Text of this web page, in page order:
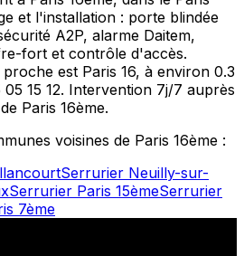
et l'installation : porte blindée
A2P, alarme Daitem,
fort et contrôle d'accès.
est Paris 16, à environ 0.3
15 12. Intervention 7j/7 auprès
Paris 16ème.
voisines de Paris 16ème :
Serrurier Neuilly-sur-
Serrurier Paris 15èmeSerrurier
7ème